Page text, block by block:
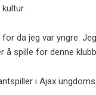
da jeg var yngre.
spille for denne
i Ajax